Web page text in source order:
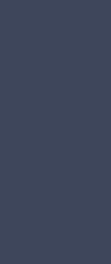
בעצמנו ועם זה
חשוף ומרתק.